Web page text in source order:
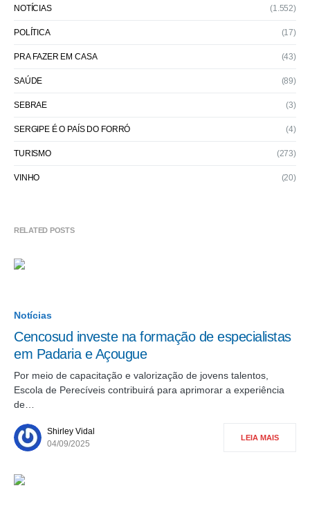
NOTÍCIAS (1.552)
POLÍTICA (17)
PRA FAZER EM CASA (43)
SAÚDE (89)
SEBRAE (3)
SERGIPE É O PAÍS DO FORRÓ (4)
TURISMO (273)
VINHO (20)
RELATED POSTS
Notícias
Cencosud investe na formação de especialistas
em Padaria e Açougue
Por meio de capacitação e valorização de jovens talentos,
Escola de Perecíveis contribuirá para aprimorar a experiência
de…
Shirley Vidal
04/09/2025
LEIA MAIS